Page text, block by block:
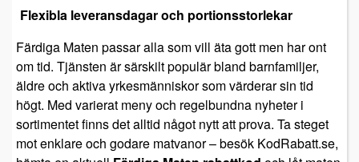
Flexibla leveransdagar och portionsstorlekar
Färdiga Maten passar alla som vill äta gott men har ont
om tid. Tjänsten är särskilt populär bland barnfamiljer,
äldre och aktiva yrkesmänniskor som värderar sin tid
högt. Med varierat meny och regelbundna nyheter i
sortimentet finns det alltid något nytt att prova. Ta steget
mot enklare och godare matvanor – besök KodRabatt.se,